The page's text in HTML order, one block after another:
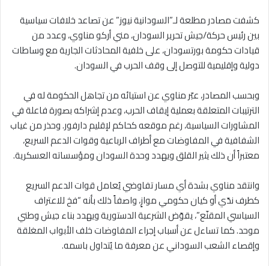
كشفت مصادر مطلعة لـ”السودانية نيوز” عن تصاعد خلافات سياسية
بين رئيس حركة/جيش تحرير السودان، مني أركو مناوي، وعدد من
قيادات حكومة بورتسودان، على خلفية المحادثات الجارية مع وساطات
دولية وإقليمية للتوصل إلى وقف الحرب في السودان.
وبحسب المصادر، عبّر مناوي عن استيائه من تجاهل الحكومة له في
الترتيبات المتعلقة بعملية إيقاف الحرب، وعدم إشراكه بصورة فاعلة في
المشاورات السياسية، رغم موقعه كحاكم لإقليم دارفور. وحذر من غياب
الشفافية في المفاوضات مع أطراف الرباعية وقوات الدعم السريع،
معتبراً أن ذلك يثير القلق ويهدد وحدة السودان ومؤسساته العسكرية.
وانتقد مناوي بشدة أي مسار تفاوضي يُعامل قوات الدعم السريع
كطرف ندّي أو كيان حكومي موازٍ، واصفاً ذلك بأنه “فخ للاعتراف
السياسي المقنّع”، يقوّض الشرعية الدستورية ويهدد بناء جيش وطني
موحد. كما تساءل عن أسباب إجراء المفاوضات خلف الأبواب المغلقة
وإقصاء الشعب السوداني عن معرفة ما يُتداول باسمه.